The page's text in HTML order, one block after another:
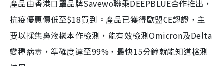
產品由香港口罩品牌Savewo聯乘DEEPBLUE合作推出，
抗疫優惠價低至$18買到。產品已獲得歐盟CE認證，主
要以採集鼻液樣本作檢測，能有效檢測Omicron及Delta
變種病毒，準確度達至99%，最快15分鐘就能知道檢測